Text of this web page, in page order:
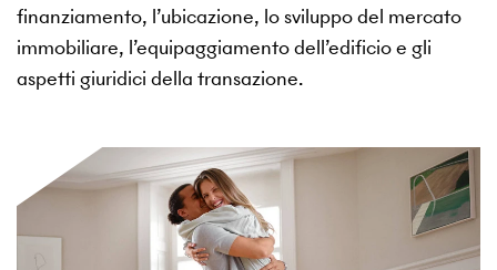
finanziamento, l’ubicazione, lo sviluppo del mercato
immobiliare, l’equipaggiamento dell’edificio e gli
aspetti giuridici della transazione.